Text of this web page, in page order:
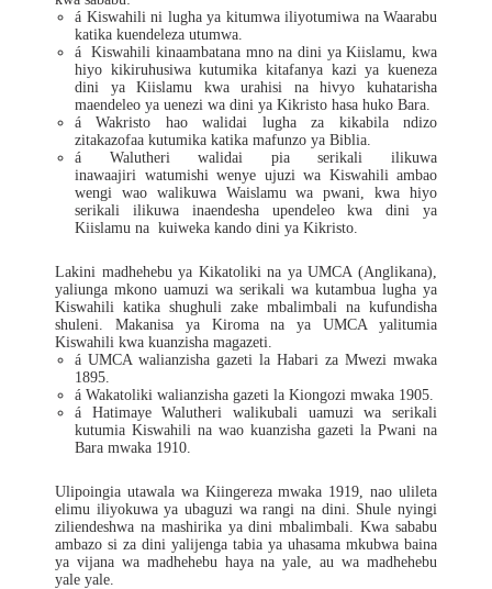
á Kiswahili ni lugha ya kitumwa iliyotumiwa na Waarabu
katika kuendeleza utumwa.
á Kiswahili kinaambatana mno na dini ya Kiislamu, kwa
hiyo kikiruhusiwa kutumika kitafanya kazi ya kueneza
dini ya Kiislamu kwa urahisi na hivyo kuhatarisha
maendeleo ya uenezi wa dini ya Kikristo hasa huko Bara.
á
Wakristo hao walidai lugha za kikabila ndizo
zitakazofaa kutumika katika mafunzo ya Biblia.
á
Walutheri walidai pia serikali ilikuwa
inawaajiri watumishi wenye ujuzi wa Kiswahili ambao
wengi wao walikuwa Waislamu wa pwani, kwa hiyo
serikali ilikuwa inaendesha upendeleo kwa dini ya
Kiislamu na kuiweka kando dini ya Kikristo.
Lakini madhehebu ya Kikatoliki na ya UMCA (Anglikana),
yaliunga mkono uamuzi wa serikali wa kutambua lugha ya
Kiswahili katika shughuli zake mbalimbali na kufundisha
shuleni. Makanisa ya Kiroma na ya UMCA yalitumia
Kiswahili kwa kuanzisha magazeti.
á UMCA walianzisha gazeti la Habari za Mwezi mwaka
1895.
á Wakatoliki walianzisha gazeti la Kiongozi mwaka 1905.
á
Hatimaye Walutheri walikubali uamuzi wa serikali
kutumia Kiswahili na wao kuanzisha gazeti la Pwani na
Bara mwaka 1910.
Ulipoingia utawala wa Kiingereza mwaka 1919, nao ulileta
elimu iliyokuwa ya ubaguzi wa rangi na dini. Shule nyingi
ziliendeshwa na mashirika ya dini mbalimbali. Kwa sababu
ambazo si za dini yalijenga tabia ya uhasama mkubwa baina
ya vijana wa madhehebu haya na yale, au wa madhehebu
yale yale.